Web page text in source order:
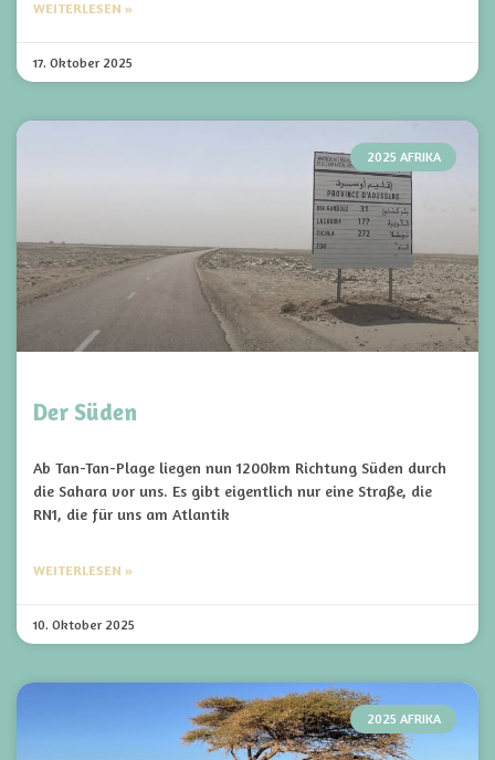
WEITERLESEN »
17. Oktober 2025
2025 AFRIKA
Der Süden
Ab Tan-Tan-Plage liegen nun 1200km Richtung Süden durch
die Sahara vor uns. Es gibt eigentlich nur eine Straße, die
RN1, die für uns am Atlantik
WEITERLESEN »
10. Oktober 2025
2025 AFRIKA